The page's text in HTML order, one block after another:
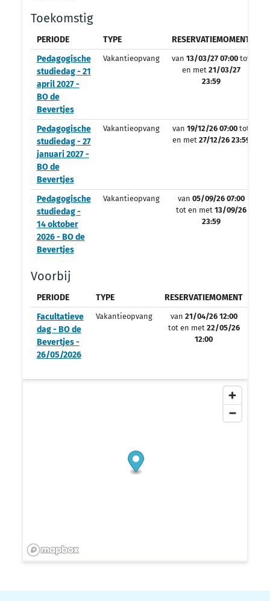
Toekomstig
PERIODE TYPE RESERVATIEMOMENT
Pedagogische
studiedag - 21
april 2027 -
BO de
Bevertjes
Vakantieopvang van 13/03/27 07:00 tot
en met 21/03/27
23:59
Pedagogische
studiedag - 27
januari 2027 -
BO de
Bevertjes
Vakantieopvang van 19/12/26 07:00 tot
en met 27/12/26 23:59
Pedagogische
studiedag -
14 oktober
2026 - BO de
Bevertjes
Vakantieopvang van 05/09/26 07:00
tot en met 13/09/26
23:59
Voorbij
PERIODE TYPE RESERVATIEMOMENT
Facultatieve
dag - BO de
Bevertjes -
26/05/2026
Vakantieopvang van 21/04/26 12:00
tot en met 22/05/26
12:00